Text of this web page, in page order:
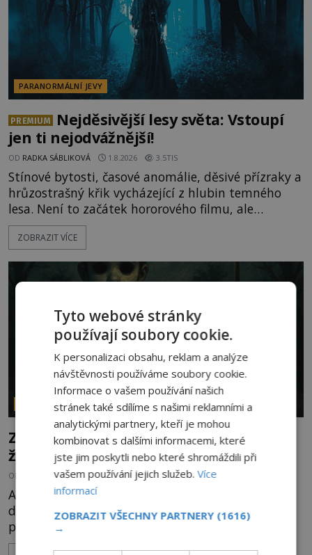
PARANORMÁLNÍ JEVY
PREMIUM
Nejděsivější lesy světa: Vstoupí
jen ti nejodvážnější!
OD RADKA SÁBLIKOVÁ 1.8.2026 3.5TIS
Stínové bytosti, časové anomálie, děsivé přízraky a
hrůzostrašný křik vycházející z hlubin temného
lesa. Není to začátek hororového filmu, ale
události, které popisují návštěvníci lesů, které jsou
označovány jako nejděsivější na světě. Lidé bydlící
vyhýbají! Už jste o těchto lesích slyšeli? A odvážili
ZOBRAZIT VÍCE
PARANORMÁLNÍ JEVY
Záhada děsivých černookých dětí: Je to
žert nebo realita?
OD ANDREA ŠULCOVÁ 29.7.2026 3.2TIS
Americký novinář Brian Bethel postává kolem
desáté večer u svého auta na opuštěném
parkovišti a kouří cigaretu. Když odhodí vajgl a
chystá se nastoupit do auta, přijdou k němu dva
Tyto webové stránky
používají soubory cookie.
K personalizaci obsahu, reklam a analýze
návštěvnosti používáme soubory cookie.
Informace o vašem používání našich
stránek také sdílíme s našimi reklamními a
analytickými partnery, kteří je mohou
kombinovat s dalšími informacemi, které
jste jim poskytli nebo které shromáždili při
vašem používání jejich služeb.Více
informací
ZOBRAZIT VŠECHNY PARTNERY (1616)
→